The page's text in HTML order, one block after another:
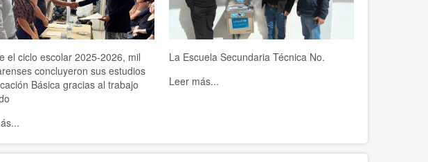
el ciclo escolar 2025-2026, mil
concluyeron sus estudios
Básica gracias al trabajo
La Escuela Secundaria Técnica No.
Leer más...